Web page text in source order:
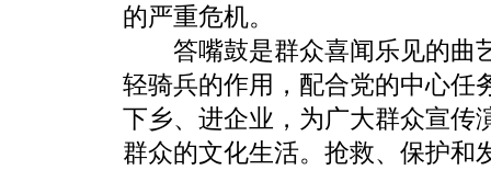
的严重危机。
答嘴鼓是群众喜闻乐见的曲
轻骑兵的作用，配合党的中心任
下乡、进企业，为广大群众宣传
群众的文化生活。抢救、保护和